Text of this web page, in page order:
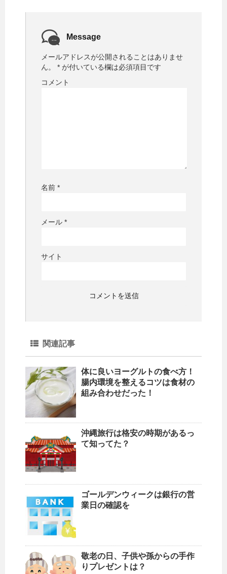
Message
メールアドレスが公開されることはありませ
ん。
* が付いている欄は必須項目です
コメント
名前 *
メール *
サイト
関連記事
体に良いヨーグルトの食べ方！
腸内環境を整えるコツは食材の
組み合わせだった！
沖縄旅行は格安の時期があるっ
て知ってた？
ゴールデンウィークは銀行の営
業日の確認を
敬老の日、子供や孫からの手作
りプレゼントは？